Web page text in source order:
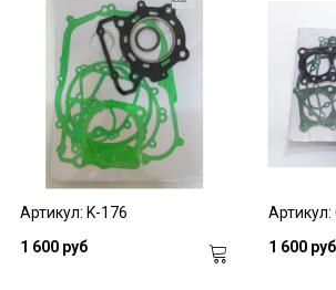
Артикул: K-176
1 600 руб
Артикул:
1 600 руб